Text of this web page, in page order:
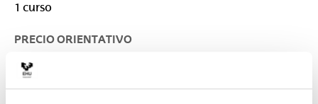
1 curso
PRECIO ORIENTATIVO
LUGAR DE IMPARTICIÓN